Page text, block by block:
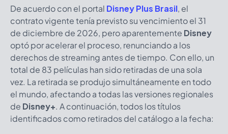
De acuerdo con el portal Disney Plus Brasil, el
contrato vigente tenía previsto su vencimiento el 31
de diciembre de 2026, pero aparentemente Disney
optó por acelerar el proceso, renunciando a los
derechos de streaming antes de tiempo. Con ello, un
total de 83 películas han sido retiradas de una sola
vez. La retirada se produjo simultáneamente en todo
el mundo, afectando a todas las versiones regionales
de Disney+. A continuación, todos los títulos
identificados como retirados del catálogo a la fecha: